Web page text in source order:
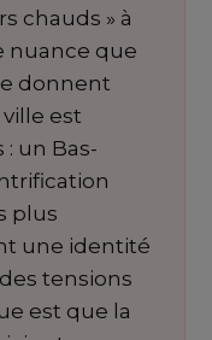
chauds » à
nuance que
donnent
est
un Bas-
plus
une identité
tensions
est que la